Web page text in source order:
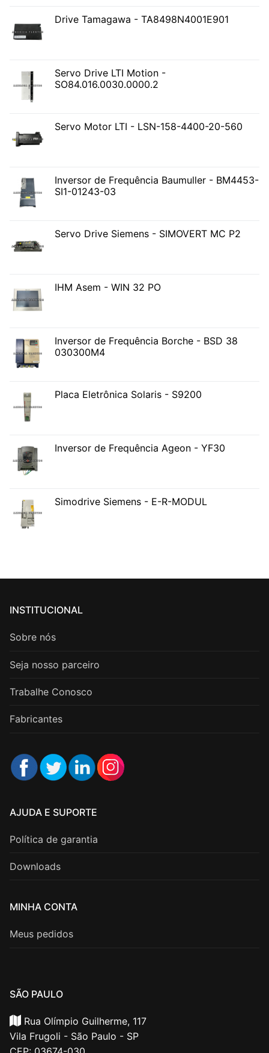
Drive Tamagawa - TA8498N4001E901
Servo Drive LTI Motion -
SO84.016.0030.0000.2
Servo Motor LTI - LSN-158-4400-20-560
Inversor de Frequência Baumuller - BM4453-
SI1-01243-03
Servo Drive Siemens - SIMOVERT MC P2
IHM Asem - WIN 32 PO
Inversor de Frequência Borche - BSD 38
030300M4
Placa Eletrônica Solaris - S9200
Inversor de Frequência Ageon - YF30
Simodrive Siemens - E-R-MODUL
INSTITUCIONAL
Sobre nós
Seja nosso parceiro
Trabalhe Conosco
Fabricantes
AJUDA E SUPORTE
Política de garantia
Downloads
MINHA CONTA
Meus pedidos
SÃO PAULO
Rua Olímpio Guilherme, 117
Vila Frugoli - São Paulo - SP